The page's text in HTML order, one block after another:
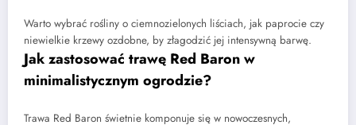
Warto wybrać rośliny o ciemnozielonych liściach, jak paprocie czy
niewielkie krzewy ozdobne, by złagodzić jej intensywną barwę.
Jak zastosować trawę Red Baron w
minimalistycznym ogrodzie?
Trawa Red Baron świetnie komponuje się w nowoczesnych,